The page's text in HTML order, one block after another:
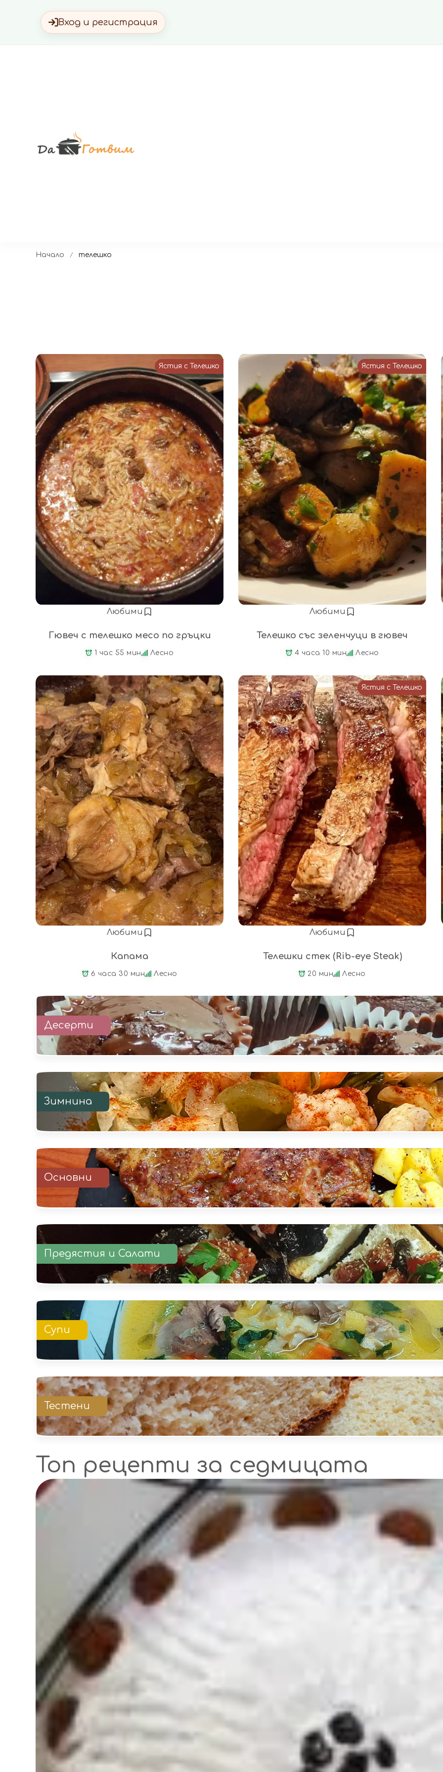
Вход и регистрация
Начало телешко
Любими
Ястия с Телешко
Гювеч с телешко месо по гръцки
1 час 55 мин Лесно
Любими
Ястия с Телешко
Телешко със зеленчуци в гювеч
4 часа 10 мин Лесно
Любими
Капама
6 часа 30 мин Лесно
Любими
Ястия с Телешко
Телешки стек (Rib-eye Steak)
20 мин Лесно
Десерти
Зимнина
Основни
Предястия и Салати
Супи
Тестени
Топ рецепти за седмицата